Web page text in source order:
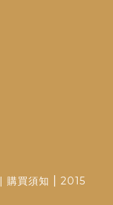
| 購買須知
2015